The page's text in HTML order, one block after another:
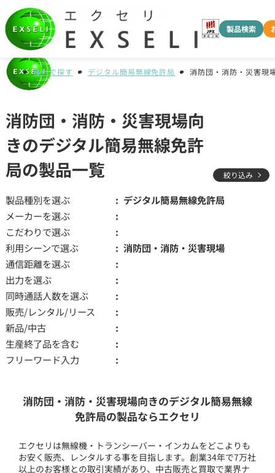
製品検索
種別で探す デジタル簡易無線免許局 消防団・消防・災害現
消防団・消防・災害現場向
きのデジタル簡易無線免許
局の製品一覧
絞り込み
製品種別を選ぶ
デジタル簡易無線免許局
メーカーを選ぶ
こだわりで選ぶ
利用シーンで選ぶ
消防団・消防・災害現場
通信距離を選ぶ
出力を選ぶ
同時通話人数を選ぶ
販売/レンタル/リース
新品/中古
生産終了品を含む
フリーワード入力
消防団・消防・災害現場向きのデジタル簡易無線
免許局の製品ならエクセリ
エクセリは無線機・トランシーバー・インカムをどこよりも
お安く販売、レンタルする事を目指します。創業34年で7万社
以上のお客様との取引実績があり、中古販売と買取で業界ナ